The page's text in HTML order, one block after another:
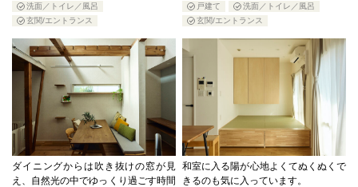
洗面／トイレ／風呂
玄関/エントランス
戸建て
洗面／トイレ／風呂
玄関/エントランス
ダイニングからは吹き抜けの窓が見
え、自然光の中でゆっくり過ごす時間
和室に入る陽が心地よくてぬくぬくで
きるのも気に入っています。